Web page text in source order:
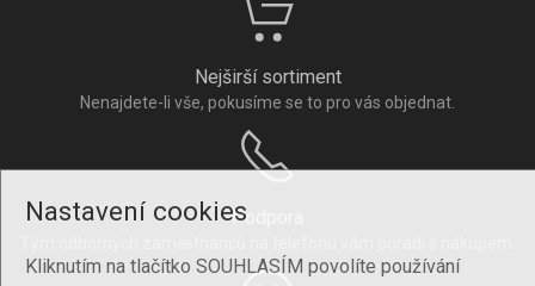
Nastavení cookies
Kliknutím na tlačítko SOUHLASÍM povolíte používání
Nejširší sortiment
Nenajdete-li vše, pokusíme se to pro vás objednat.
Podpora